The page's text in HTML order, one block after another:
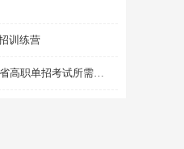
训练营
2022年5月4号河北省高职单招考试所需物品清单